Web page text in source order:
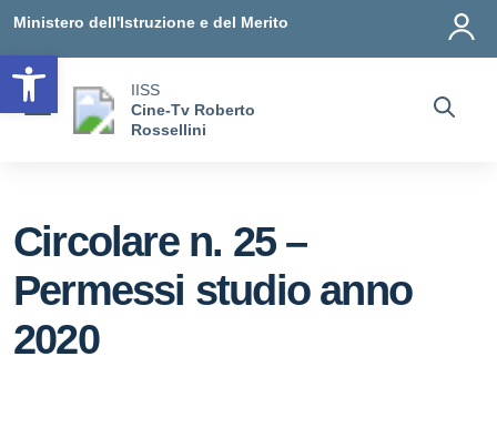
Ministero dell'Istruzione e del Merito
IISS
Cine-Tv Roberto
Rossellini
Circolare n. 25 –
Permessi studio anno
2020
Open toolbar